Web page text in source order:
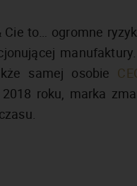
to… ogromne
samej osobie
roku, marka